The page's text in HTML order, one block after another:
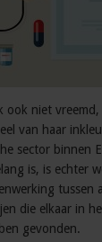
ook niet
van haar
sector binnen
is, is echter
tussen
die elkaar in
gevonden.